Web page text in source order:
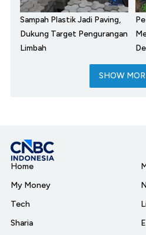
Sampah Plastik Jadi Paving,
Dukung Target Pengurangan
Limbah
SHOW
Home
My Money
Tech
Sharia